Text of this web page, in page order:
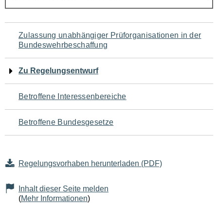
Navigation
für
den
Seiteninhalt
Zulassung unabhängiger Prüforganisationen in der
Bundeswehrbeschaffung
Zu Regelungsentwurf
Betroffene Interessenbereiche
Betroffene Bundesgesetze
Regelungsvorhaben herunterladen (PDF)
Inhalt dieser Seite melden
(Mehr Informationen)